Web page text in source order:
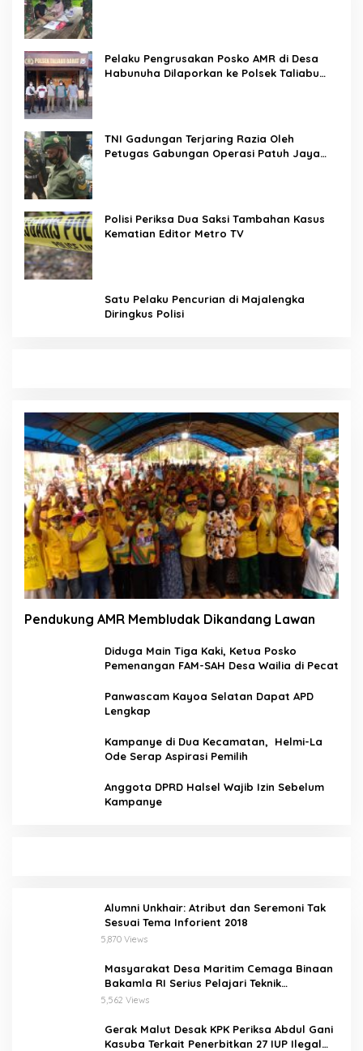
Pelaku Pengrusakan Posko AMR di Desa
Habunuha Dilaporkan ke Polsek Taliabu
TNI Gadungan Terjaring Razia Oleh
Petugas Gabungan Operasi Patuh Jaya
Polisi Periksa Dua Saksi Tambahan Kasus
Kematian Editor Metro TV
Satu Pelaku Pencurian di Majalengka
Diringkus Polisi
Pendukung AMR Membludak Dikandang Lawan
Diduga Main Tiga Kaki, Ketua Posko
Pemenangan FAM-SAH Desa Wailia di Pecat
Panwascam Kayoa Selatan Dapat APD
Lengkap
Kampanye di Dua Kecamatan, Helmi-La
Ode Serap Aspirasi Pemilih
Anggota DPRD Halsel Wajib Izin Sebelum
Kampanye
Alumni Unkhair: Atribut dan Seremoni Tak
Sesuai Tema Inforient 2018
5,870 Views
Masyarakat Desa Maritim Cemaga Binaan
Bakamla RI Serius Pelajari Teknik
Padamkan Api dan Penyelamatan di Laut
5,562 Views
Gerak Malut Desak KPK Periksa Abdul Gani
Kasuba Terkait Penerbitkan 27 IUP Ilegal